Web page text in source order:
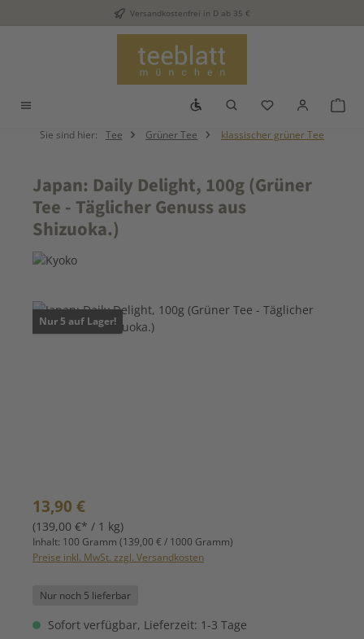
Zum Hauptinhalt springenVersandkostenfrei in D ab 35 €
Werkzeugleiste anzeigen
Du hast 0
Sie sind hier: Tee Grüner Tee klassischer grüner Tee
Japan: Daily Delight, 100g (Grüner
Tee - Täglicher Genuss aus
Shizuoka.)
Bildergalerie überspringen
Nur 5 auf Lager!
Regulärer Preis:
13,90 €
(139,00 €* / 1 kg)
Inhalt: 100 Gramm (139,00 € / 1000 Gramm)
Preise inkl. MwSt. zzgl. Versandkosten
Nur noch 5 lieferbar
Sofort verfügbar, Lieferzeit: 1-3 Tage